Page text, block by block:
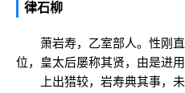
律石柳
萧岩寿，乙室部人。性刚直
位，皇太后屡称其贤，由是进用
上出猎较，岩寿典其事，未